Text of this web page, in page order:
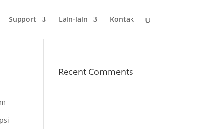
Support Lain-lain Kontak
Recent Comments